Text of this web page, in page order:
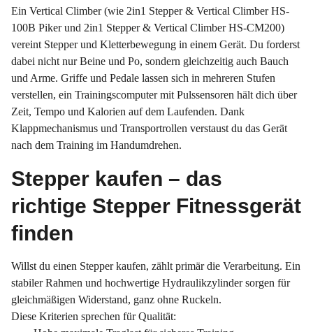
Ein Vertical Climber (wie 2in1 Stepper & Vertical Climber HS-
100B Piker und 2in1 Stepper & Vertical Climber HS-CM200)
vereint Stepper und Kletterbewegung in einem Gerät. Du forderst
dabei nicht nur Beine und Po, sondern gleichzeitig auch Bauch
und Arme. Griffe und Pedale lassen sich in mehreren Stufen
verstellen, ein Trainingscomputer mit Pulssensoren hält dich über
Zeit, Tempo und Kalorien auf dem Laufenden. Dank
Klappmechanismus und Transportrollen verstaust du das Gerät
nach dem Training im Handumdrehen.
Stepper kaufen – das
richtige Stepper Fitnessgerät
finden
Willst du einen Stepper kaufen, zählt primär die Verarbeitung. Ein
stabiler Rahmen und hochwertige Hydraulikzylinder sorgen für
gleichmäßigen Widerstand, ganz ohne Ruckeln.
Diese Kriterien sprechen für Qualität: